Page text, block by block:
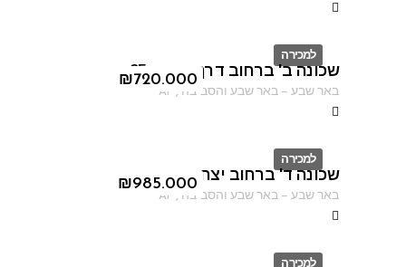
למכירה
ID
₪720.000
שכונה ב' ברחוב דרך מצדה 95
באר שבע–באר שבע והסביבה ,
AF
למכירה
ID
₪985.000
שכונה ד' ברחוב יצחק אבינו
באר שבע–באר שבע והסביבה ,
AF
למכירה